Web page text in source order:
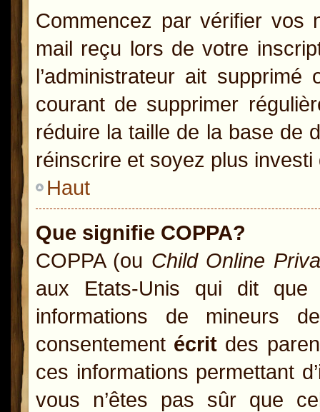
Commencez par vérifier vos
mail reçu lors de votre
l’administrateur ait
courant de supprimer
réduire la taille de la base de
réinscrire et soyez plus
Haut
Que signifie COPPA?
COPPA (ou Child Online
aux Etats-Unis qui dit que
informations de mineurs
consentement écrit des
ces informations permettant
vous n’êtes pas sûr que